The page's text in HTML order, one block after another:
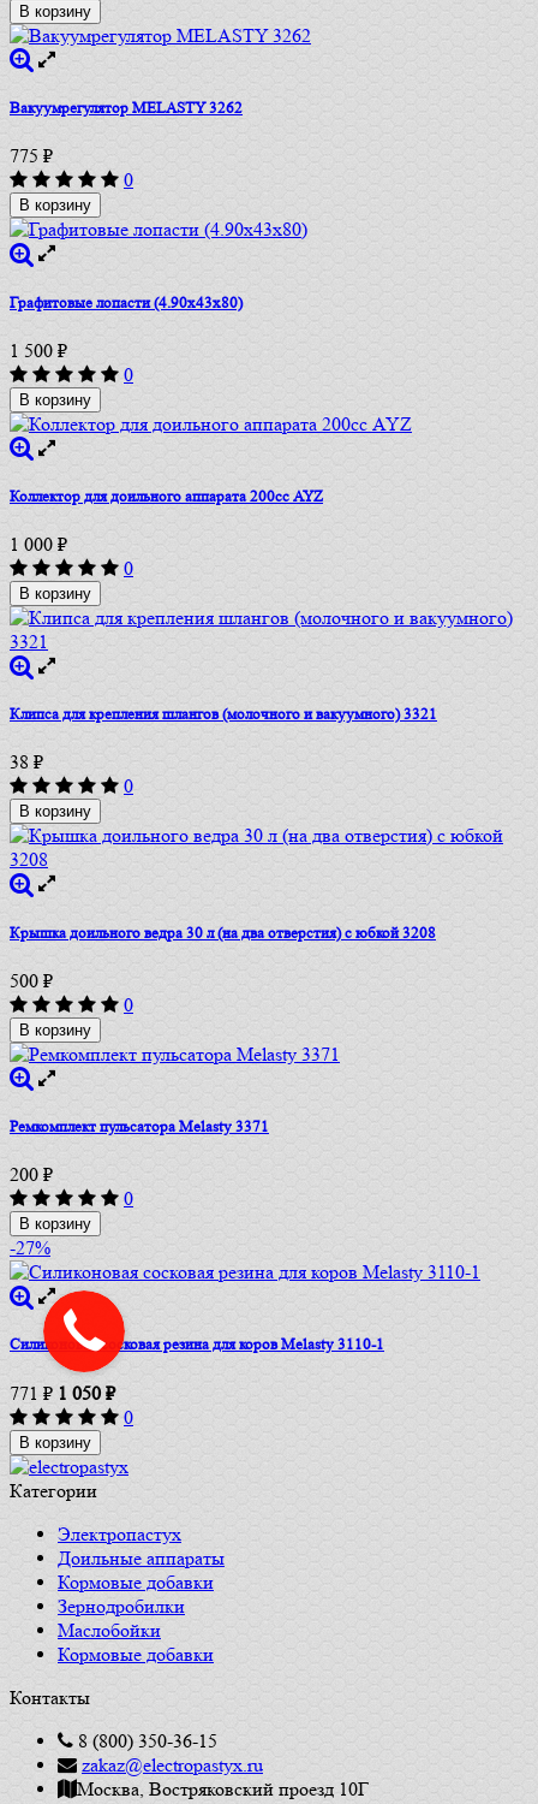
В корзину
Вакуумрегулятор MELASTY 3262
775 ₽
0
В корзину
Графитовые лопасти (4.90х43х80)
1 500 ₽
0
В корзину
Коллектор для доильного аппарата 200сс AYZ
1 000 ₽
0
В корзину
Клипса для крепления шлангов (молочного и вакуумного) 3321
38 ₽
0
В корзину
Крышка доильного ведра 30 л (на два отверстия) с юбкой 3208
500 ₽
0
В корзину
Ремкомплект пульсатора Melasty 3371
200 ₽
0
В корзину
-27%
Силиконовая сосковая резина для коров Melasty 3110-1
771 ₽ 1 050 ₽
0
В корзину
Категории
Электропастух
Доильные аппараты
Кормовые добавки
Зернодробилки
Маслобойки
Кормовые добавки
Контакты
8 (800) 350-36-15
zakaz@electropastyx.ru
Москва, Востряковский проезд 10Г